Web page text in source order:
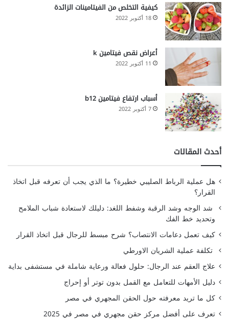
كيفية التخلص من الفيتامينات الزائدة
18 أكتوبر 2022
أعراض نقص فيتامين k
11 أكتوبر 2022
أسباب ارتفاع فيتامين b12
7 أكتوبر 2022
أحدث المقالات
هل عملية الرباط الصليبي خطيرة؟ ما الذي يجب أن تعرفه قبل اتخاذ
القرار؟
شد الوجه وشد الرقبة وشفط اللغد: دليلك لاستعادة شباب الملامح
وتحديد خط الفك
كيف تعمل دعامات الانتصاب؟ شرح مبسط للرجال قبل اتخاذ القرار
تكلفة عملية الشريان الاورطي
علاج العقم عند الرجال: حلول فعالة ورعاية شاملة في مستشفى بداية
دليل الأمهات للتعامل مع القمل بدون توتر أو إحراج
كل ما تريد معرفته حول الحقن المجهري في مصر
تعرف على أفضل مركز حقن مجهري في مصر في 2025